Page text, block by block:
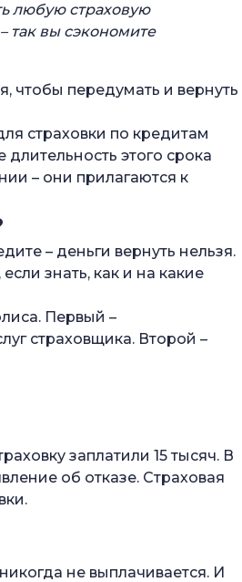
любую страховую
так вы сэкономите
чтобы передумать и вернуть
страховки по кредитам
этого срока
– они прилагаются к
– деньги вернуть нельзя.
знать, как и на какие
Первый –
страховщика. Второй –
заплатили 15 тысяч. В
об отказе. Страховая
не выплачивается. И